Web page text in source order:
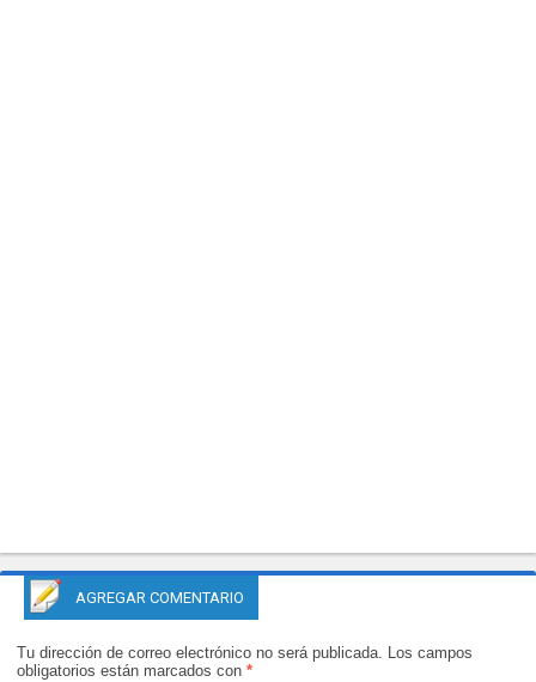
AGREGAR COMENTARIO
Tu dirección de correo electrónico no será publicada. Los campos
obligatorios están marcados con *